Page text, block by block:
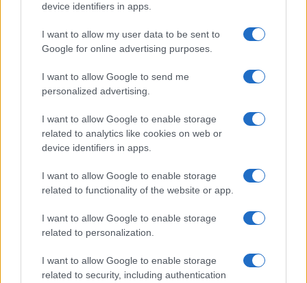
device identifiers in apps.
I want to allow my user data to be sent to
Google for online advertising purposes.
I want to allow Google to send me
personalized advertising.
I want to allow Google to enable storage
related to analytics like cookies on web or
device identifiers in apps.
I want to allow Google to enable storage
related to functionality of the website or app.
I want to allow Google to enable storage
related to personalization.
I want to allow Google to enable storage
related to security, including authentication
από 18.990 ευρώ
Ατρόμητος και Novibet
συνεχίζουν μαζί: Ανανέωση
18η συνεχόμενη χρονιά για τον ΟΤΕ στη διεθνή σειρά